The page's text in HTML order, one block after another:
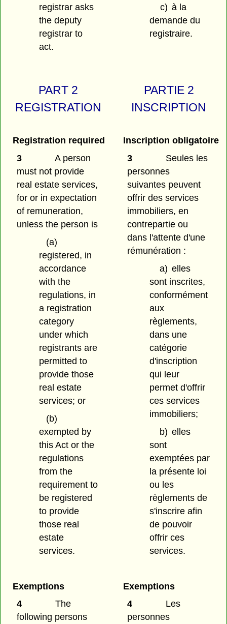
registrar asks
the deputy
registrar to
act.
c) à la
demande du
registraire.
PART 2
REGISTRATION
PARTIE 2
INSCRIPTION
Registration required
3
A person
must not provide
real estate services,
for or in expectation
of remuneration,
unless the person is
(a)
registered, in
accordance
with the
regulations, in
a registration
category
under which
registrants are
permitted to
provide those
real estate
services; or
(b)
exempted by
this Act or the
regulations
from the
requirement to
be registered
to provide
those real
estate
services.
Inscription obligatoire
3
Seules les
personnes
suivantes peuvent
offrir des services
immobiliers, en
contrepartie ou
dans l'attente d'une
rémunération :
a) elles
sont inscrites,
conformément
aux
règlements,
dans une
catégorie
d'inscription
qui leur
permet d'offrir
ces services
immobiliers;
b) elles
sont
exemptées par
la présente loi
ou les
règlements de
s'inscrire afin
de pouvoir
offrir ces
services.
Exemptions
4
The
following persons
Exemptions
4
Les
personnes